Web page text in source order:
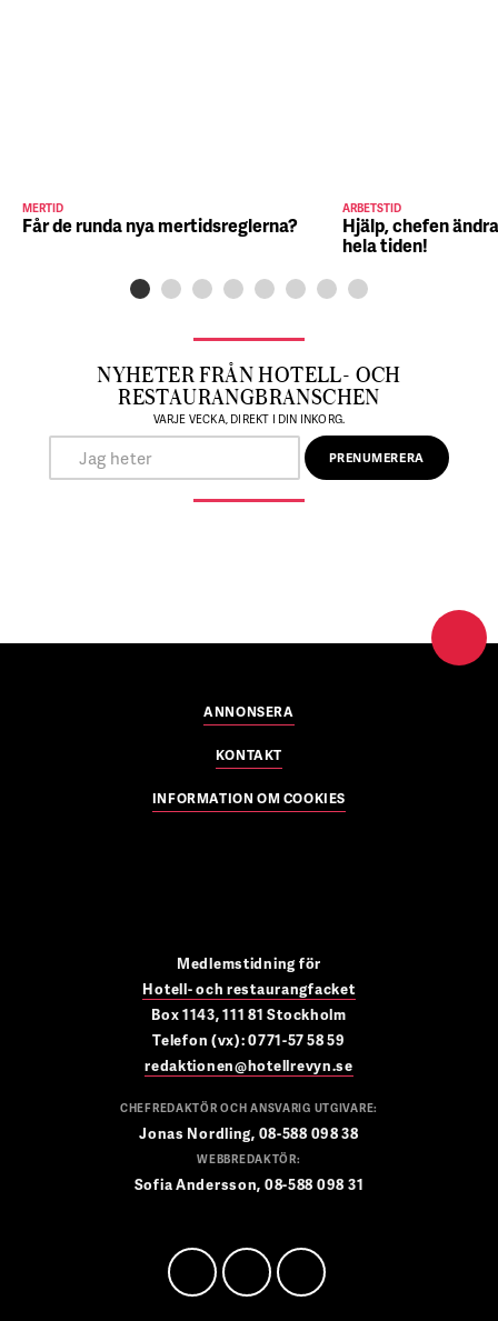
MERTID
Får de runda nya mertidsreglerna?
ARBETSTID
Hjälp, chefen
hela tiden!
NYHETER FRÅN HOTELL- OCH
RESTAURANGBRANSCHEN
VARJE VECKA, DIREKT I DIN INKORG.
ANNONSERA
KONTAKT
INFORMATION OM COOKIES
Medlemstidning för
Hotell- och restaurangfacket
Box 1143, 111 81 Stockholm
Telefon (vx): 0771-57 58 59
redaktionen@hotellrevyn.se
CHEFREDAKTÖR OCH ANSVARIG UTGIVARE:
Jonas Nordling, 08-588 098 38
WEBBREDAKTÖR:
Sofia Andersson, 08-588 098 31